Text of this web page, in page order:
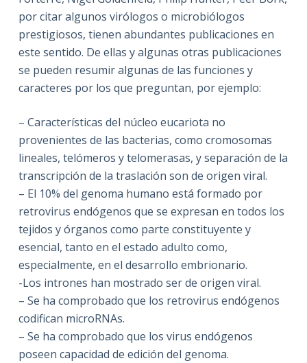
por citar algunos virólogos o microbiólogos
prestigiosos, tienen abundantes publicaciones en
este sentido. De ellas y algunas otras publicaciones
se pueden resumir algunas de las funciones y
caracteres por los que preguntan, por ejemplo:
– Características del núcleo eucariota no
provenientes de las bacterias, como cromosomas
lineales, telómeros y telomerasas, y separación de la
transcripción de la traslación son de origen viral.
– El 10% del genoma humano está formado por
retrovirus endógenos que se expresan en todos los
tejidos y órganos como parte constituyente y
esencial, tanto en el estado adulto como,
especialmente, en el desarrollo embrionario.
-Los intrones han mostrado ser de origen viral.
– Se ha comprobado que los retrovirus endógenos
codifican microRNAs.
– Se ha comprobado que los virus endógenos
poseen capacidad de edición del genoma.